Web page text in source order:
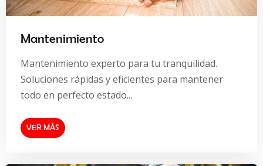
Mantenimiento
Mantenimiento experto para tu tranquilidad.
Soluciones rápidas y eficientes para mantener
todo en perfecto estado...
VER MÁS